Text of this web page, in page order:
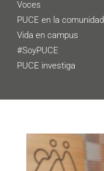
Voces
PUCE en la comunidad
Vida en campus
#SoyPUCE
PUCE investiga